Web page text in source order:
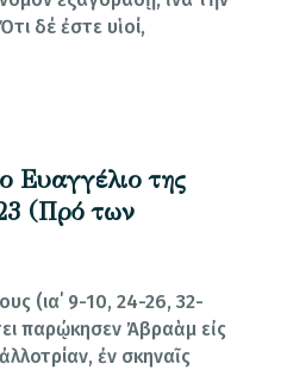
δέ ἐστε υἱοί,
Ευαγγέλιο της
(Πρό των
(ια΄ 9-10, 24-26, 32-
παρῴκησεν Ἀβραὰμ εἰς
ἐν σκηναῖς